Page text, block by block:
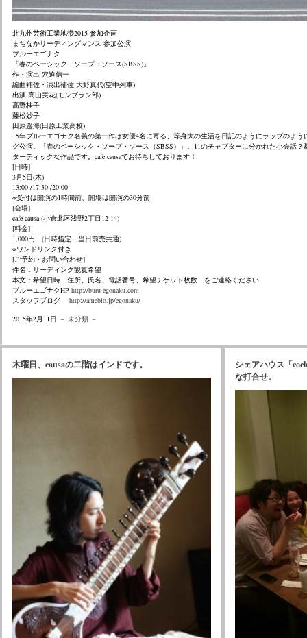
北九州芸術工業地帯2015 参加企画
まちなかリーディングマンス 参加公演
ブルーエゴナク
「春のベーシック・ソープ・ソース(SBSS)」
作・演出 穴迫信一
編曲補佐・演出補佐 大野真代(空中列車)
出演 高山実花(モンブラン部)
高野桂子
藤松妙子
田原遥海(田原工業高校)
15年ブルーエゴナク名義の第一作は女優4名に寄る、 等身大の生活を日記のようにラップのよう
グ公演。「春のベーシック・ソープ・ ソース（SBSS）」。11のチャプターに分かれた小会話？
ターティックな作品です。cafe causaでお待ちしております！
[日時]
3月5日(木)
13:00-/17:30-/20:00-
※受付は開演の1時間前、開場は開演の30分前
[会場]
cafe causa (小倉北区浅野2丁目12-14)
[料金]
1,000円 (日時指定、当日前売共通)
※ワンドリンク付き
[ご予約・お問い合わせ]
件名：リーディング観覧希望
本文：希望日時、住所、氏名、電話番号、希望チケット枚数 をご連絡ください
ブルーエゴナクHP http://buru-egonaku.com
スタッフブログ http://ameblo.jp/egonaku/
2015年2月11日 － 未分類－
木曜日、causaの二階はインドです。
シェアハウス「
な打合せ。